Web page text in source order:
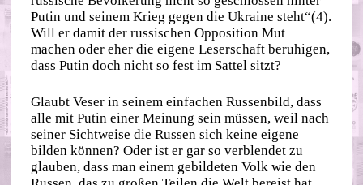
Putin und seinem Krieg gegen die Ukraine steht“(4).
Will er damit der russischen Opposition Mut
machen oder eher die eigene Leserschaft beruhigen,
dass Putin doch nicht so fest im Sattel sitzt?
Glaubt Veser in seinem einfachen Russenbild, dass
alle mit Putin einer Meinung sein müssen, weil nach
seiner Sichtweise die Russen sich keine eigene
bilden können? Oder ist er gar so verblendet zu
glauben, dass man einem gebildeten Volk wie den